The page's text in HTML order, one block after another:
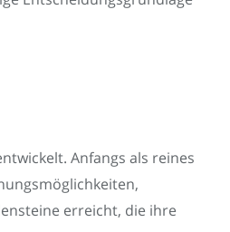
Anfangs als reines
erreicht, die ihre